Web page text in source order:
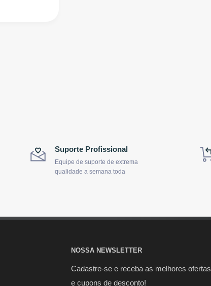
Suporte Profissional
Equipe de suporte de extrema
qualidade a semana toda
NOSSA NEWSLETTER
Cadastre-se e receba as melhores ofertas
e cupons de desconto!